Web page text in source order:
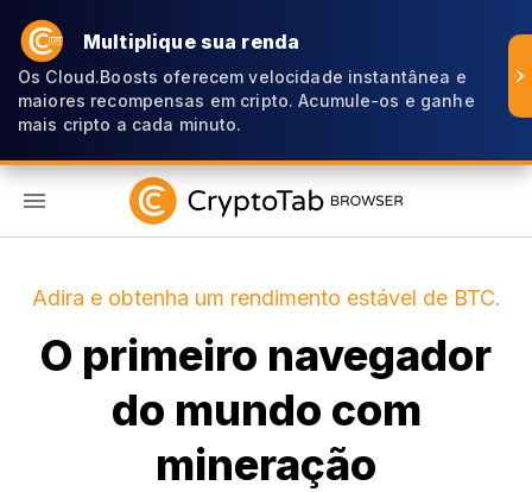
Multiplique sua renda
Os Cloud.Boosts oferecem velocidade instantânea e
maiores recompensas em cripto. Acumule-os e ganhe
mais cripto a cada minuto.
Adira e obtenha um rendimento estável de BTC.
O primeiro navegador
do mundo com
mineração